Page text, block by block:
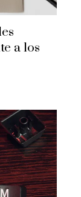
a los